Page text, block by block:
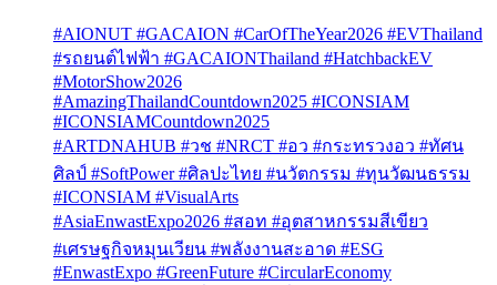
#AIONUT #GACAION #CarOfTheYear2026 #EVThailand
#รถยนต์ไฟฟ้า #GACAIONThailand #HatchbackEV
#MotorShow2026
#AmazingThailandCountdown2025 #ICONSIAM
#ICONSIAMCountdown2025
#ARTDNAHUB #วช #NRCT #อว #กระทรวงอว #ทัศน
ศิลป์ #SoftPower #ศิลปะไทย #นวัตกรรม #ทุนวัฒนธรรม
#ICONSIAM #VisualArts
#AsiaEnwastExpo2026 #สอท #อุตสาหกรรมสีเขียว
#เศรษฐกิจหมุนเวียน #พลังงานสะอาด #ESG
#EnwastExpo #GreenFuture #CircularEconomy